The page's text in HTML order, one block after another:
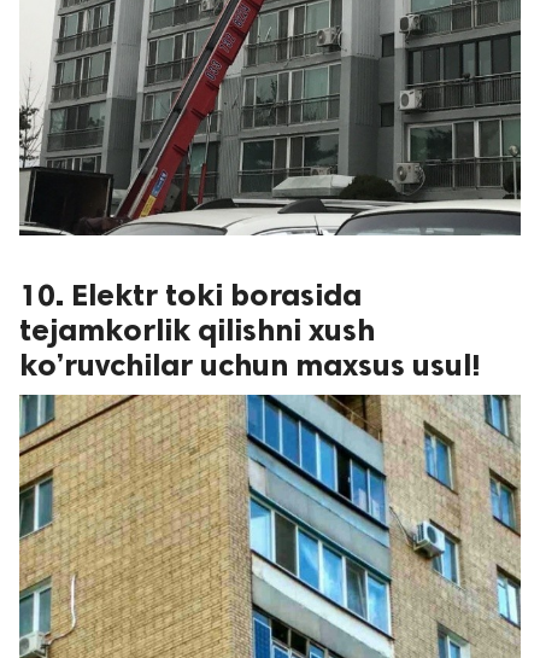
10. Elektr toki borasida
tejamkorlik qilishni xush
ko’ruvchilar uchun maxsus usul!